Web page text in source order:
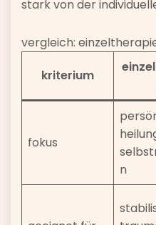
stark von der
vergleich:
kriterium
fokus
n